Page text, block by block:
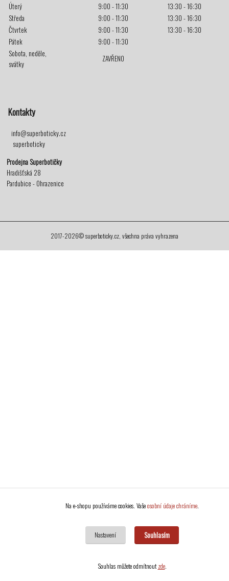
Úterý
9:00 - 11:30
13:30 - 16:30
Středa
9:00 - 11:30
13:30 - 16:30
Čtvrtek
9:00 - 11:30
13:30 - 16:30
Pátek
9:00 - 11:30
Sobota, neděle,
svátky
ZAVŘENO
Kontakty
info@superboticky.cz
superboticky
Prodejna Superbotičky
Hradišťská 28
Pardubice - Ohrazenice
2017-2026© superboticky.cz, všechna práva vyhrazena
Na e-shopu používáme cookies. Vašeosobní údaje chráníme.
Nastavení Souhlasím
Souhlas můžete odmítnoutzde.